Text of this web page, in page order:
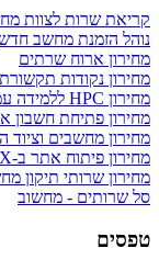
קריאת שרות לצוות
נוהל הזמנת מחשב
מחירון ארוח שרתים
מחירון נקודות תקשורת
מחירון HPC ללמידה עמוקה
מחירון פתיחת חשבון
מחירון מחשבים וציוד
מחירון פיתוח אתר ב-WIX
מחירון שרותי תיקון
סל שרותים - מחשוב
טפסים